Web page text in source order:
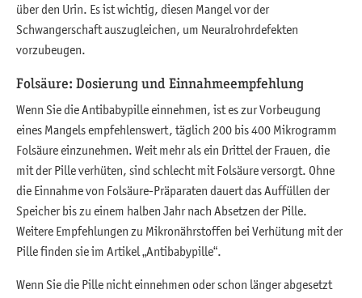
über den Urin. Es ist wichtig, diesen Mangel vor der
Schwangerschaft auszugleichen, um Neuralrohrdefekten
vorzubeugen.
Folsäure: Dosierung und Einnahmeempfehlung
Wenn Sie die Antibabypille einnehmen, ist es zur Vorbeugung
eines Mangels empfehlenswert, täglich 200 bis 400 Mikrogramm
Folsäure einzunehmen. Weit mehr als ein Drittel der Frauen, die
mit der Pille verhüten, sind schlecht mit Folsäure versorgt. Ohne
die Einnahme von Folsäure-Präparaten dauert das Auffüllen der
Speicher bis zu einem halben Jahr nach Absetzen der Pille.
Weitere Empfehlungen zu Mikronährstoffen bei Verhütung mit der
Pille finden sie im Artikel „Antibabypille“.
Wenn Sie die Pille nicht einnehmen oder schon länger abgesetzt